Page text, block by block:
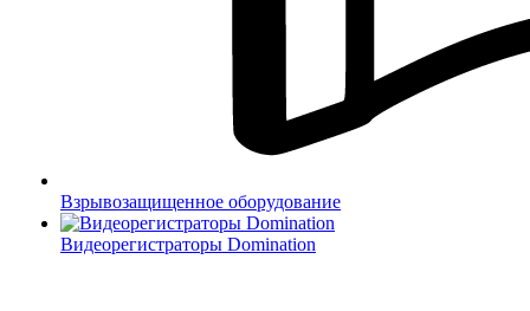
Взрывозащищенное оборудование
Видеорегистраторы Domination